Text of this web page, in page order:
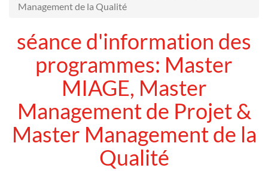
Management de la Qualité
séance d'information des
programmes: Master
MIAGE, Master
Management de Projet &
Master Management de la
Qualité